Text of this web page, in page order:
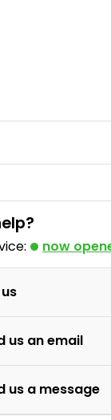
now
us an email
us a message